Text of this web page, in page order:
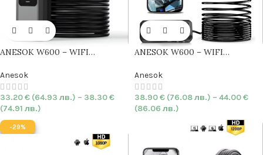
ANESOK W600 – WIFI
единична камера
HARD| 1440p | IP67
Anesok
33.20€ (64.93 лв.) – 38.30€
(74.91 лв.)
ANESOK W600 – WIFI
двойна камера
| 1440p | IP67
Anesok
38.90€ (76.08 лв.) – 44.00€
(86.06 лв.)
-29%